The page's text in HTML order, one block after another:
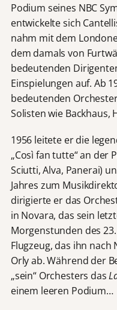
Podium seines NBC
entwickelte sich
nahm mit dem
dem damals von
bedeutenden
Einspielungen auf. Ab
bedeutenden
Solisten wie Backhaus,
1956 leitete er die
„Così fan tutte“ an der
Sciutti, Alva, Panerai)
Jahres zum
dirigierte er das
in Novara, das sein
Morgenstunden des
Flugzeug, das ihn nach
Orly ab. Während der
„sein“ Orchesters das
einem leeren Podium…